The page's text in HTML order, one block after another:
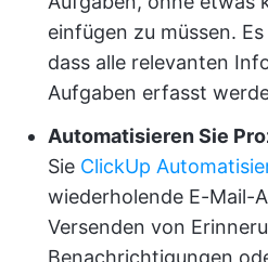
einfügen zu müssen.
dass alle relevanten
Aufgaben erfasst
Automatisieren Sie
Sie ClickUp
wiederholende E-Mail-
Versenden von